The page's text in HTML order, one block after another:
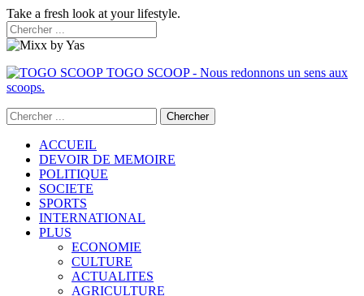
Take a fresh look at your lifestyle.
TOGO SCOOP - Nous redonnons un sens aux
scoops.
ACCUEIL
DEVOIR DE MEMOIRE
POLITIQUE
SOCIETE
SPORTS
INTERNATIONAL
PLUS
ECONOMIE
CULTURE
ACTUALITES
AGRICULTURE